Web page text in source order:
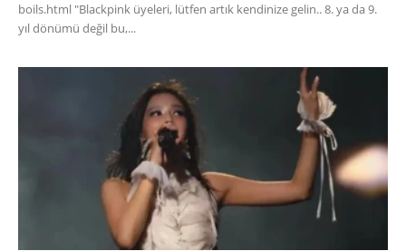
boils.html "Blackpink üyeleri, lütfen artık kendinize gelin.. 8. ya da 9.
yıl dönümü değil bu,...